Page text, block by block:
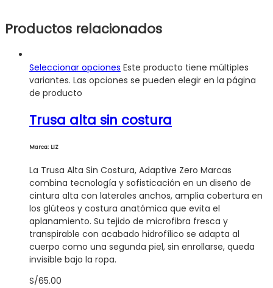
Productos relacionados
Seleccionar opciones Este producto tiene múltiples
variantes. Las opciones se pueden elegir en la página
de producto
Trusa alta sin costura
Marca: LIZ
La Trusa Alta Sin Costura, Adaptive Zero Marcas
combina tecnología y sofisticación en un diseño de
cintura alta con laterales anchos, amplia cobertura en
los glúteos y costura anatómica que evita el
aplanamiento. Su tejido de microfibra fresca y
transpirable con acabado hidrofílico se adapta al
cuerpo como una segunda piel, sin enrollarse, queda
invisible bajo la ropa.
S/65.00